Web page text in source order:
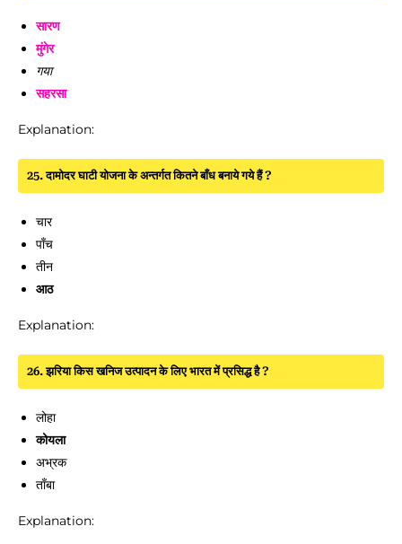
सारण
मुंगेर
गया
सहरसा
Explanation:
25. दामोदर घाटी योजना के अन्तर्गत कितने बाँध बनाये गये हैं ?
चार
पाँच
तीन
आठ
Explanation:
26. झरिया किस खनिज उत्पादन के लिए भारत में प्रसिद्ध है ?
लोहा
कोयला
अभ्रक
ताँबा
Explanation: